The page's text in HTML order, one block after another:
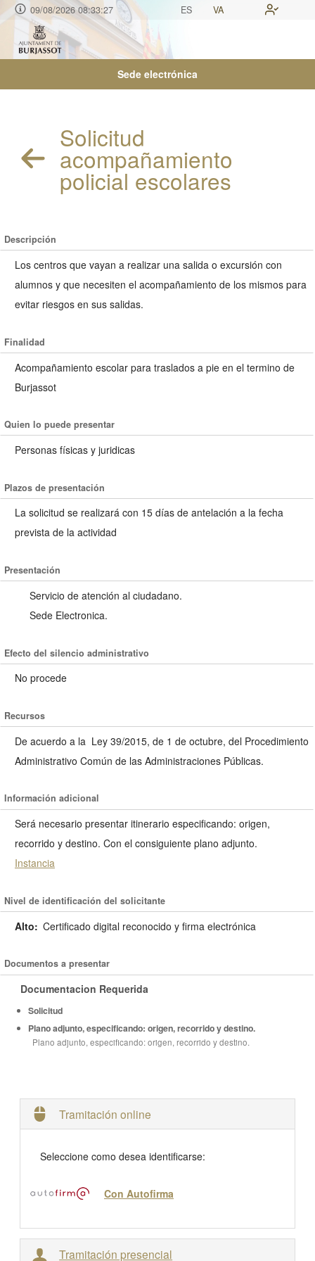
09/08/2026 08:33:28 ES VA
Sede electrónica
Solicitud
acompañamiento
policial escolares
Descripción
Los centros que vayan a realizar una salida o excursión con
alumnos y que necesiten el acompañamiento de los mismos para
evitar riesgos en sus salidas.
Finalidad
Acompañamiento escolar para traslados a pie en el termino de
Burjassot
Quien lo puede presentar
Personas físicas y juridicas
Plazos de presentación
La solicitud se realizará con 15 días de antelación a la fecha
prevista de la actividad
Presentación
Servicio de atención al ciudadano.
Sede Electronica.
Efecto del silencio administrativo
No procede
Recursos
De acuerdo a la Ley 39/2015, de 1 de octubre, del Procedimiento
Administrativo Común de las Administraciones Públicas.
Información adicional
Será necesario presentar itinerario especificando: origen,
recorrido y destino. Con el consiguiente plano adjunto.
Instancia
Nivel de identificación del solicitante
Alto: Certificado digital reconocido y firma electrónica
Documentos a presentar
Documentacion Requerida
Solicitud
Plano adjunto, especificando: origen, recorrido y destino.
Plano adjunto, especificando: origen, recorrido y destino.
Tramitación online
Seleccione como desea identificarse:
Con Autofirma
Tramitación presencial